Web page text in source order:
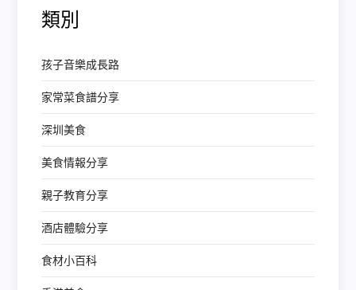
類別
孩子音樂成長路
家常菜食譜分享
深圳美食
美食情報分享
親子教育分享
酒店體驗分享
食材小百科